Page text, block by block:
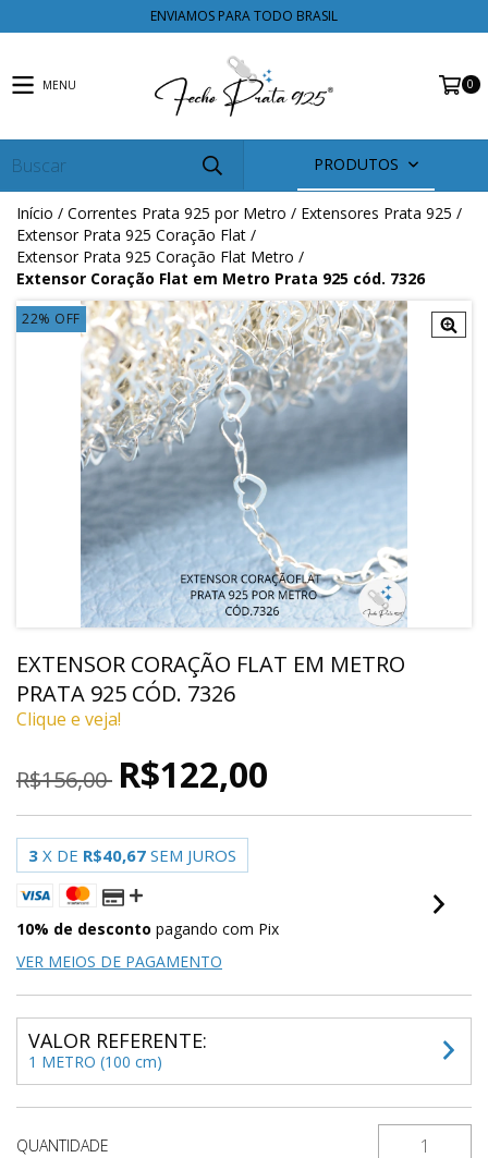
ENVIAMOS PARA TODO BRASIL
MENU 0
PRODUTOS
Início / Correntes Prata 925 por Metro / Extensores Prata 925 /
Extensor Prata 925 Coração Flat /
Extensor Prata 925 Coração Flat Metro /
Extensor Coração Flat em Metro Prata 925 cód. 7326
22% OFF
EXTENSOR CORAÇÃO FLAT EM METRO
PRATA 925 CÓD. 7326
Clique e veja!
R$156,00 R$122,00
3 X DE R$40,67 SEM JUROS
10% de desconto pagando com Pix
VER MEIOS DE PAGAMENTO
VALOR REFERENTE:
1 METRO (100 cm)
QUANTIDADE